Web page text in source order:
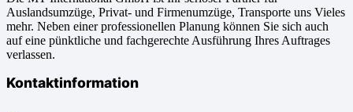
Auslandsumzüge, Privat- und Firmenumzüge, Transporte uns Vieles
mehr. Neben einer professionellen Planung können Sie sich auch
auf eine pünktliche und fachgerechte Ausführung Ihres Auftrages
verlassen.
Kontaktinformation